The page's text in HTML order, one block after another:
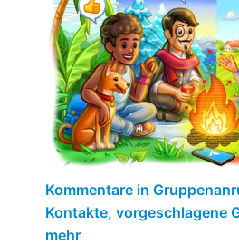
Kommentare in
Kontakte, vorgeschlagene
mehr